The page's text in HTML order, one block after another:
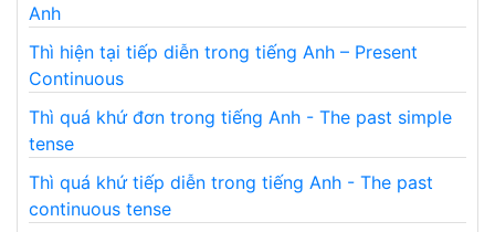
Anh
Thì hiện tại tiếp diễn trong tiếng Anh – Present
Continuous
Thì quá khứ đơn trong tiếng Anh - The past simple
tense
Thì quá khứ tiếp diễn trong tiếng Anh - The past
continuous tense